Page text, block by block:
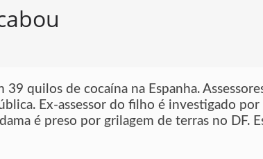
quilos de cocaína na Espanha.
Ex-assessor do filho é investigado
é preso por grilagem de terras no DF.